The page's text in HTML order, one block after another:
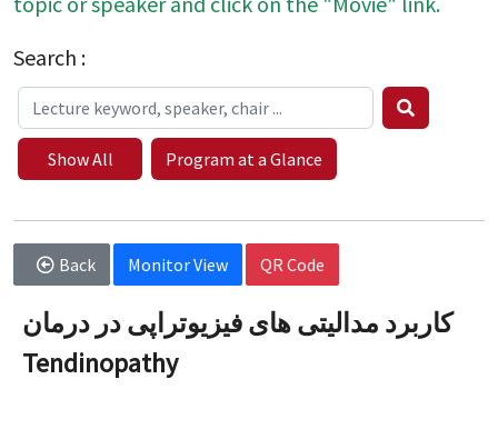
Search :
Show All Program at a Glance
Back Monitor View QR Code
کاربرد مدالیتی های فیزیوتراپی در درمان
Tendinopathy